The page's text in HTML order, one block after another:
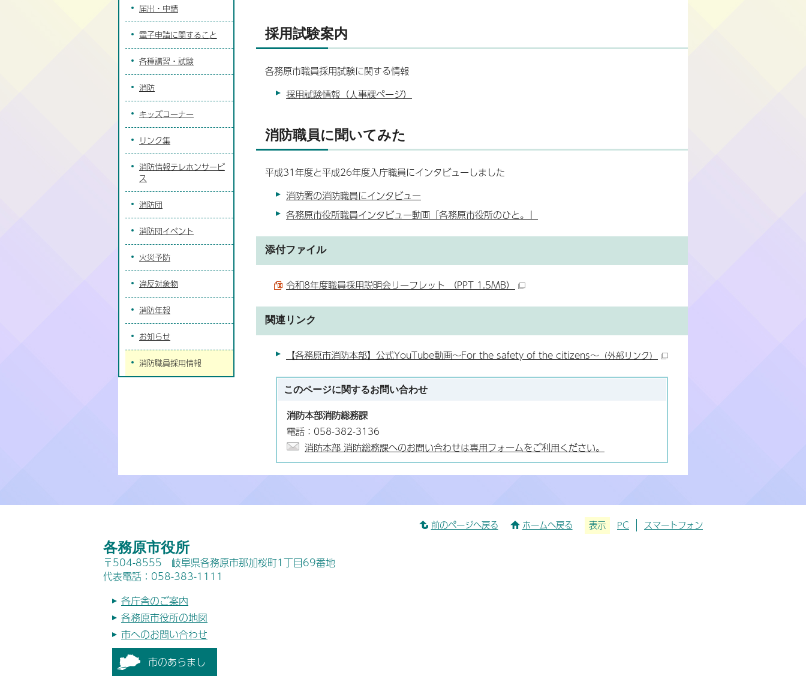
採用試験案内
各務原市職員採用試験に関する情報
採用試験情報（人事課ページ）
消防職員に聞いてみた
平成31年度と平成26年度入庁職員にインタビューしました
消防署の消防職員にインタビュー
各務原市役所職員インタビュー動画「各務原市役所のひと。」
添付ファイル
令和8年度職員採用説明会リーフレット （PPT 1.5MB）
関連リンク
【各務原市消防本部】公式YouTube動画～For the safety of the citizens～ （外部リンク）
このページに関するお問い合わせ
消防本部消防総務課
電話：058-382-3136
消防本部 消防総務課へのお問い合わせは専用フォームをご利用ください。
届出・申請
電子申請に関すること
各種講習・試験
消防
キッズコーナー
リンク集
消防情報テレホンサービ
ス
消防団
消防団イベント
火災予防
違反対象物
消防年報
お知らせ
消防職員採用情報
前のページへ戻る ホームへ戻る 表示 PC スマートフォン
各務原市役所
〒504-8555 岐阜県各務原市那加桜町1丁目69番地
代表電話：058-383-1111
各庁舎のご案内
各務原市役所の地図
市へのお問い合わせ
市のあらまし